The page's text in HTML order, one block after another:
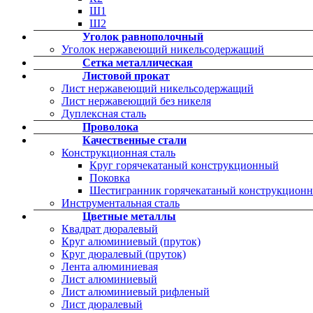
Ш1
Ш2
Уголок равнополочный
Уголок нержавеющий никельсодержащий
Сетка металлическая
Листовой прокат
Лист нержавеющий никельсодержащий
Лист нержавеющий без никеля
Дуплексная сталь
Проволока
Качественные стали
Конструкционная сталь
Круг горячекатаный конструкционный
Поковка
Шестигранник горячекатаный
Инструментальная сталь
Цветные металлы
Квадрат дюралевый
Круг алюминиевый (пруток)
Круг дюралевый (пруток)
Лента алюминиевая
Лист алюминиевый
Лист алюминиевый рифленый
Лист дюралевый